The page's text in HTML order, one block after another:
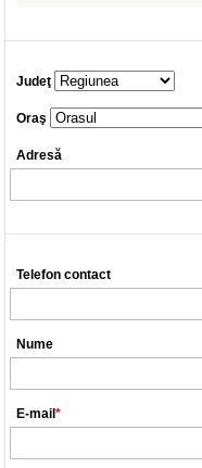
Judeţ
Oraş
Adresă
Telefon contact
Nume
E-mail *